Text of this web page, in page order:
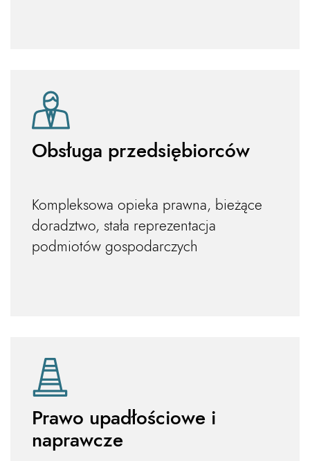
Obsługa przedsiębiorców
Kompleksowa opieka prawna, bieżące
doradztwo, stała reprezentacja
podmiotów gospodarczych
Prawo upadłościowe i
naprawcze